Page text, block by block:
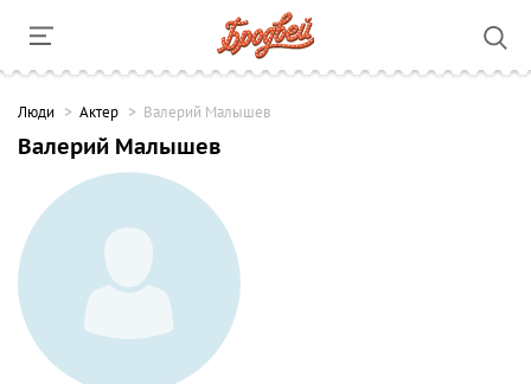
Люди Актер Валерий Малышев
Валерий Малышев